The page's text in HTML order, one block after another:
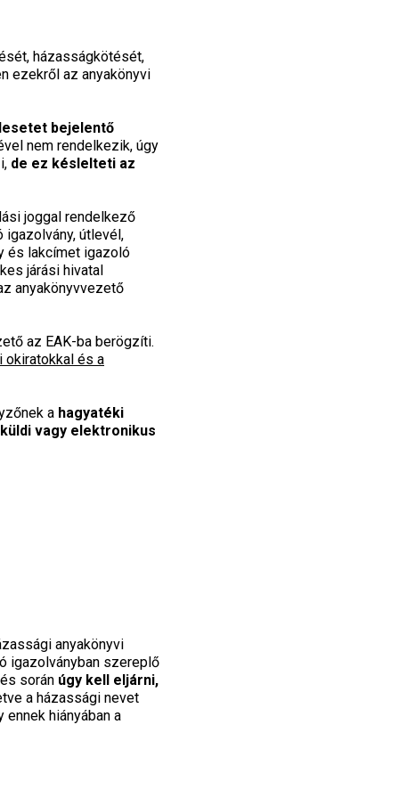
házasságkötését,
ezekről az anyakönyvi
bejelentő
nem rendelkezik, úgy
de ez késlelteti az
joggal rendelkező
útlevél,
és lakcímet igazoló
járási hivatal
anyakönyvvezető
az EAK-ba berögzíti.
és a
a hagyatéki
vagy elektronikus
anyakönyvi
igazolványban szereplő
során úgy kell eljárni,
a házassági nevet
hiányában a